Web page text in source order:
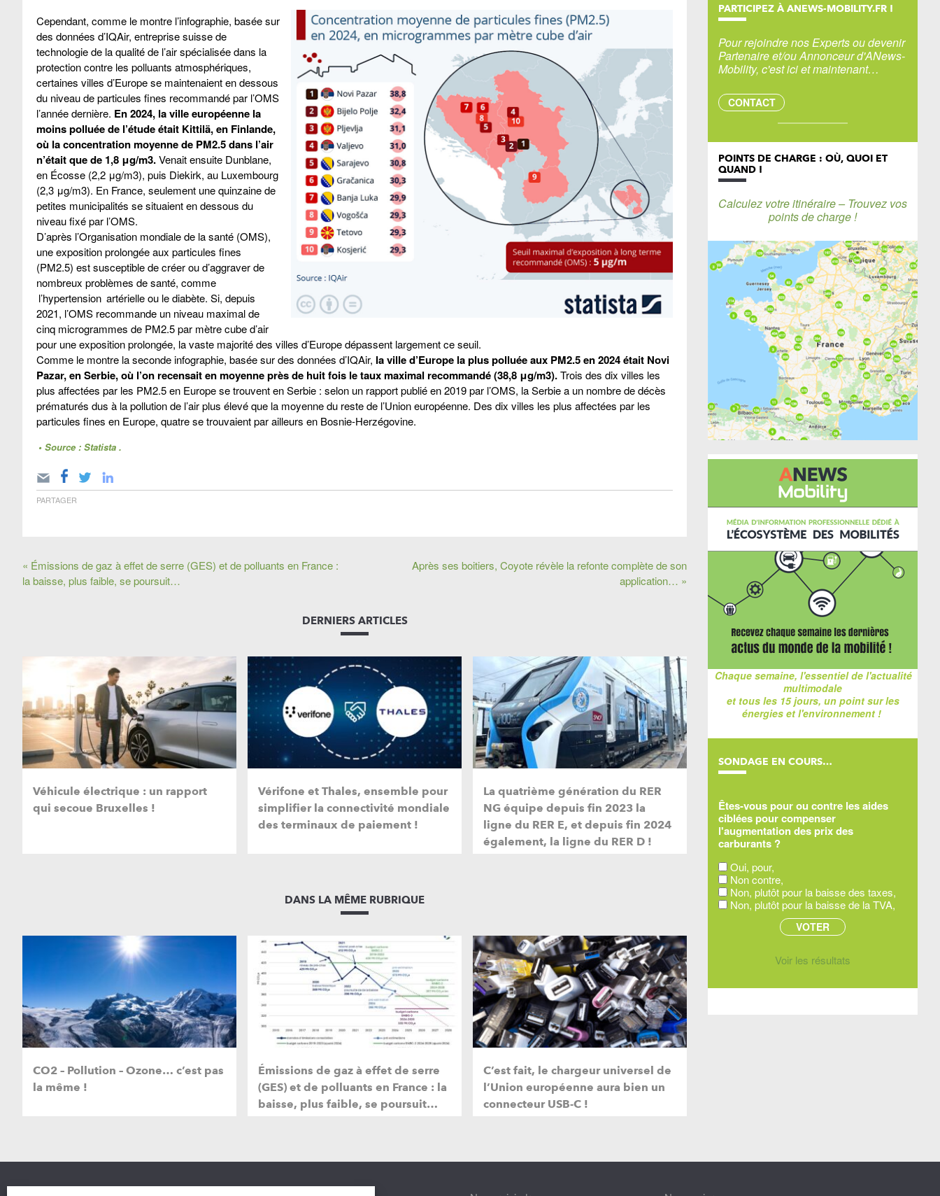
Cependant, comme le montre l’infographie, basée sur
des données d’IQAir, entreprise suisse de
technologie de la qualité de l’air spécialisée dans la
protection contre les polluants atmosphériques,
certaines villes d’Europe se maintenaient en dessous
du niveau de particules fines recommandé par l’OMS
l’année dernière. En 2024, la ville européenne la
moins polluée de l’étude était Kittilä, en Finlande,
où la concentration moyenne de PM2.5 dans l’air
n’était que de 1,8 μg/m3.Venait ensuite Dunblane,
en Écosse (2,2 μg/m3), puis Diekirk, au Luxembourg
(2,3 μg/m3). En France, seulement une quinzaine de
petites municipalités se situaient en dessous du
niveau fixé par l’OMS.
D’après l’Organisation mondiale de la santé (OMS),
une exposition prolongée aux particules fines
(PM2.5) est susceptible de créer ou d’aggraver de
nombreux problèmes de santé, comme
l’hypertension artérielle ou le diabète. Si, depuis
2021, l’OMS recommande un niveau maximal de
cinq microgrammes de PM2.5 par mètre cube d’air
pour une exposition prolongée, la vaste majorité des villes d’Europe dépassent largement ce seuil.
Comme le montre la seconde infographie, basée sur des données d’IQAir, la ville d’Europe la plus polluée aux PM2.5 en 2024 était Novi
Pazar, en Serbie, où l’on recensait en moyenne près de huit fois le taux maximal recommandé (38,8 μg/m3).Trois des dix villes les
plus affectées par les PM2.5 en Europe se trouvent en Serbie : selon un rapport publié en 2019 par l’OMS, la Serbie a un nombre de décès
prématurés dus à la pollution de l’air plus élevé que la moyenne du reste de l’Union européenne. Des dix villes les plus affectées par les
particules fines en Europe, quatre se trouvaient par ailleurs en Bosnie-Herzégovine.
• Source : Statista .
PARTAGER
« Émissions de gaz à effet de serre (GES) et de polluants en France :
la baisse, plus faible, se poursuit…
Après ses boitiers, Coyote révèle la refonte complète de son
application… »
DERNIERS ARTICLES
Véhicule électrique : un rapport
qui secoue Bruxelles !
Vérifone et Thales, ensemble pour
simplifier la connectivité mondiale
des terminaux de paiement !
La quatrième génération du RER
NG équipe depuis fin 2023 la
ligne du RER E, et depuis fin 2024
également, la ligne du RER D !
DANS LA MÊME RUBRIQUE
CO2 – Pollution – Ozone… c’est pas
la même !
Émissions de gaz à effet de serre
(GES) et de polluants en France : la
baisse, plus faible, se poursuit…
C’est fait, le chargeur universel de
l’Union européenne aura bien un
connecteur USB-C !
PARTICIPEZ À ANEWS-MOBILITY.FR !
Pour rejoindre nos Experts ou devenir
Partenaire et/ou Annonceur d'ANews-
Mobility, c'est ici et maintenant…
CONTACT
POINTS DE CHARGE : OÙ, QUOI ET
QUAND !
Calculez votre itinéraire – Trouvez vos
points de charge !
Chaque semaine, l'essentiel de l'actualité
multimodale
et tous les 15 jours, un point sur les
énergies et l'environnement !
SONDAGE EN COURS…
Êtes-vous pour ou contre les aides
ciblées pour compenser
l'augmentation des prix des
carburants ?
Oui, pour,
Non contre,
Non, plutôt pour la baisse des taxes,
Non, plutôt pour la baisse de la TVA,
Voir les résultats